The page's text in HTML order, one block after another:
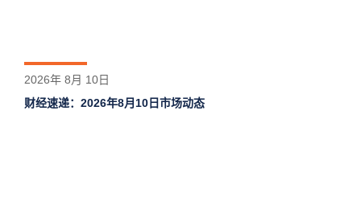
2026年 8月 10日
财经速递：2026年8月10日市场动态